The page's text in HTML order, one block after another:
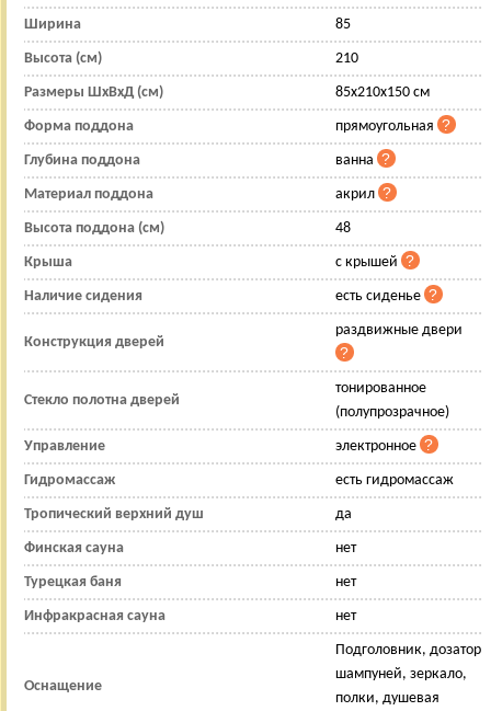
Ширина 85
Высота (см) 210
Размеры ШхВхД (см) 85x210x150 см
Форма поддона прямоугольная
Глубина поддона ванна
Материал поддона акрил
Высота поддона (см) 48
Крыша с крышей
Наличие сидения есть сиденье
Конструкция дверей
раздвижные двери
Стекло полотна дверей
тонированное
(полупрозрачное)
Управление электронное
Гидромассаж есть гидромассаж
Тропический верхний душ да
Финская сауна нет
Турецкая баня нет
Инфракрасная сауна нет
Оснащение
Подголовник, дозатор
шампуней, зеркало,
полки, душевая